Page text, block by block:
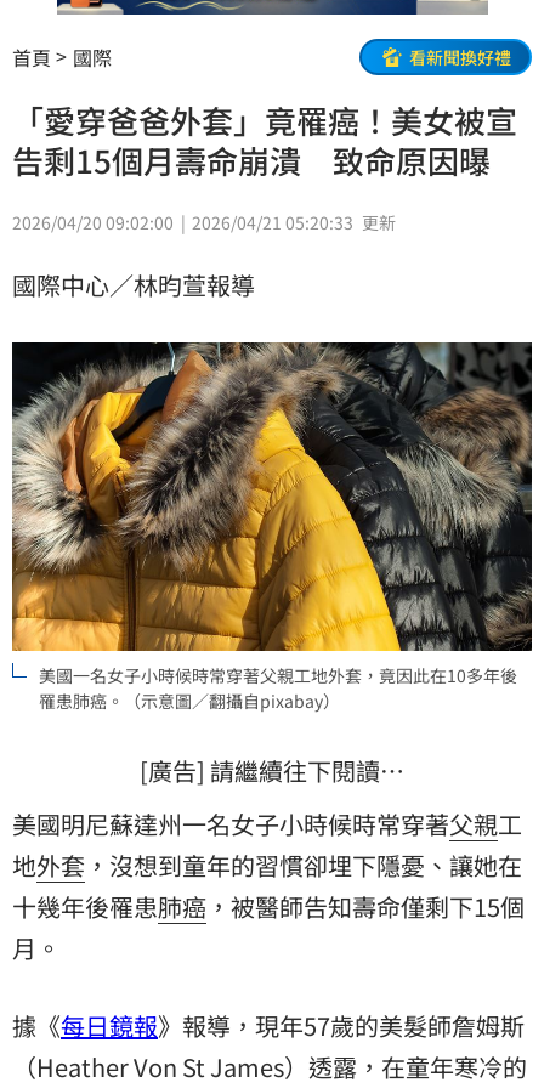
首頁 國際 看新聞換好禮
「愛穿爸爸外套」竟罹癌！美女被宣
告剩15個月壽命崩潰 致命原因曝
2026/04/20 09:02:00 2026/04/21 05:20:33 更新
國際中心／林昀萱報導
美國一名女子小時候時常穿著父親工地外套，竟因此在10多年後
罹患肺癌。（示意圖／翻攝自pixabay）
[廣告] 請繼續往下閱讀…
美國明尼蘇達州一名女子小時候時常穿著父親工
地外套 ，沒想到童年的習慣卻埋下隱憂、讓她在
十幾年後罹患肺癌 ，被醫師告知壽命僅剩下15個
月。
據《每日鏡報》報導，現年57歲的美髮師詹姆斯
（Heather Von St James）透露，在童年寒冷的